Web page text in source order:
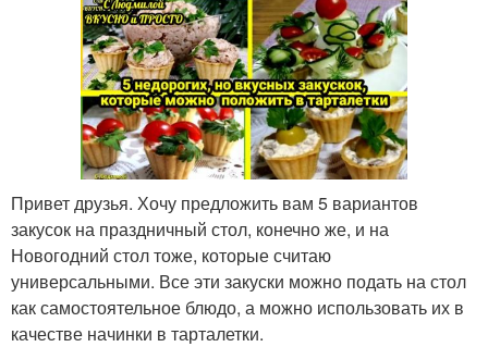
Привет друзья. Хочу предложить вам 5 вариантов
закусок на праздничный стол, конечно же, и на
Новогодний стол тоже, которые считаю
универсальными. Все эти закуски можно подать на стол
как самостоятельное блюдо, а можно использовать их в
качестве начинки в тарталетки.